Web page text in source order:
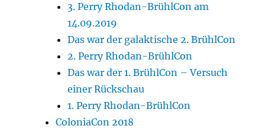
3. Perry Rhodan-BrühlCon am
14.09.2019
Das war der galaktische 2. BrühlCon
2. Perry Rhodan-BrühlCon
Das war der 1. BrühlCon – Versuch
einer Rückschau
1. Perry Rhodan-BrühlCon
ColoniaCon 2018